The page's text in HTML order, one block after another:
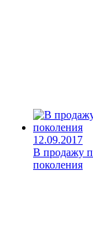
12.09.2017
В продажу
поколения